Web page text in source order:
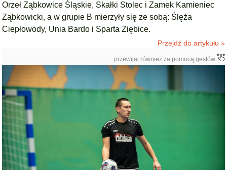
Orzeł Ząbkowice Śląskie, Skałki Stolec i Zamek Kamieniec
Ząbkowicki, a w grupie B mierzyły się ze sobą: Ślęża
Ciepłowody, Unia Bardo i Sparta Ziębice.
Przejdź do artykułu »
przewijaj również za pomocą gestów